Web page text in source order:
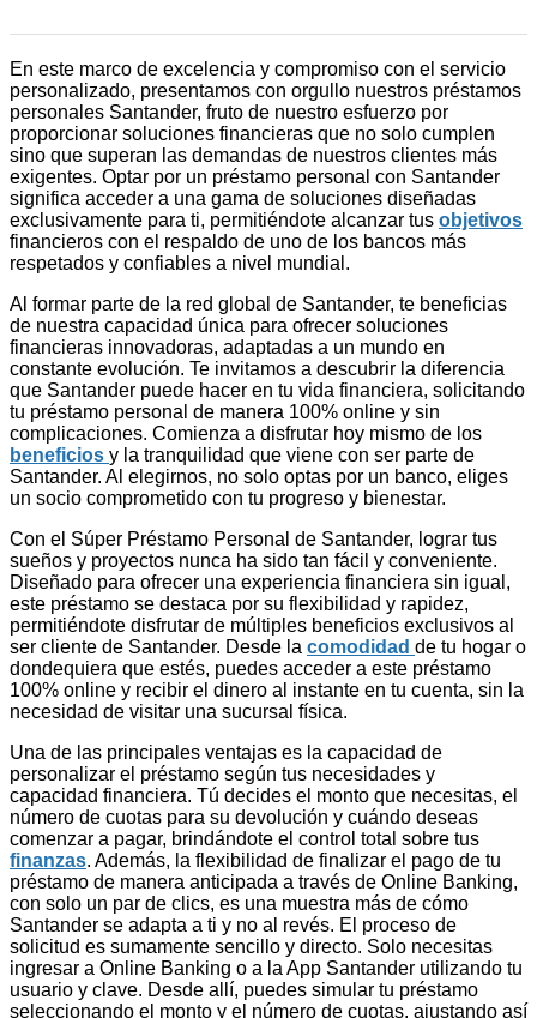
En este marco de excelencia y compromiso con el servicio
personalizado, presentamos con orgullo nuestros préstamos
personales Santander, fruto de nuestro esfuerzo por
proporcionar soluciones financieras que no solo cumplen
sino que superan las demandas de nuestros clientes más
exigentes. Optar por un préstamo personal con Santander
significa acceder a una gama de soluciones diseñadas
exclusivamente para ti, permitiéndote alcanzar tus objetivos
financieros con el respaldo de uno de los bancos más
respetados y confiables a nivel mundial.
Al formar parte de la red global de Santander, te beneficias
de nuestra capacidad única para ofrecer soluciones
financieras innovadoras, adaptadas a un mundo en
constante evolución. Te invitamos a descubrir la diferencia
que Santander puede hacer en tu vida financiera, solicitando
tu préstamo personal de manera 100% online y sin
complicaciones. Comienza a disfrutar hoy mismo de los
beneficios y la tranquilidad que viene con ser parte de
Santander. Al elegirnos, no solo optas por un banco, eliges
un socio comprometido con tu progreso y bienestar.
Con el Súper Préstamo Personal de Santander, lograr tus
sueños y proyectos nunca ha sido tan fácil y conveniente.
Diseñado para ofrecer una experiencia financiera sin igual,
este préstamo se destaca por su flexibilidad y rapidez,
permitiéndote disfrutar de múltiples beneficios exclusivos al
ser cliente de Santander. Desde la comodidad de tu hogar o
dondequiera que estés, puedes acceder a este préstamo
100% online y recibir el dinero al instante en tu cuenta, sin la
necesidad de visitar una sucursal física.
Una de las principales ventajas es la capacidad de
personalizar el préstamo según tus necesidades y
capacidad financiera. Tú decides el monto que necesitas, el
número de cuotas para su devolución y cuándo deseas
comenzar a pagar, brindándote el control total sobre tus
finanzas. Además, la flexibilidad de finalizar el pago de tu
préstamo de manera anticipada a través de Online Banking,
con solo un par de clics, es una muestra más de cómo
Santander se adapta a ti y no al revés. El proceso de
solicitud es sumamente sencillo y directo. Solo necesitas
ingresar a Online Banking o a la App Santander utilizando tu
usuario y clave. Desde allí, puedes simular tu préstamo
seleccionando el monto y el número de cuotas, ajustando así